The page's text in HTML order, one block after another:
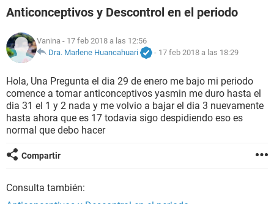
NUTRICIÓN
BIENESTAR
SEXUALIDAD
GLOSARIO
Anticonceptivos y Descontrol en el periodo
Vanina - 17 feb 2018 a las 12:56
Dra. Marlene Huancahuari
- 17 feb 2018 a las 18:29
Hola, Una Pregunta el dia 29 de enero me bajo mi periodo
comence a tomar anticonceptivos yasmin me duro hasta el
dia 31 el 1 y 2 nada y me volvio a bajar el dia 3 nuevamente
hasta ahora que es 17 todavia sigo despidiendo eso es
normal que debo hacer
Compartir
Consulta también: